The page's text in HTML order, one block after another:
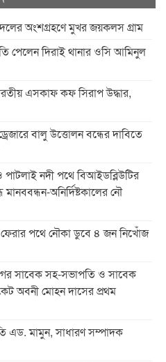
অংশগ্রহণে মুখর জয়কলস গ্রাম
পেলেন দিরাই থানার ওসি আমিনুল
এসকাফ কফ সিরাপ উদ্ধার,
বালু উত্তোলন বন্ধের দাবিতে
নদী পথে বিআইডব্লিউটির
মানববন্ধন-অনির্দিষ্টকালের নৌ
ফেরার পথে নৌকা ডুবে ৪ জন নিখোঁজ
সাবেক সহ-সভাপতি ও সাবেক
অবনী মোহন দাসের প্রথম
এড. মামুন, সাধারণ সম্পাদক